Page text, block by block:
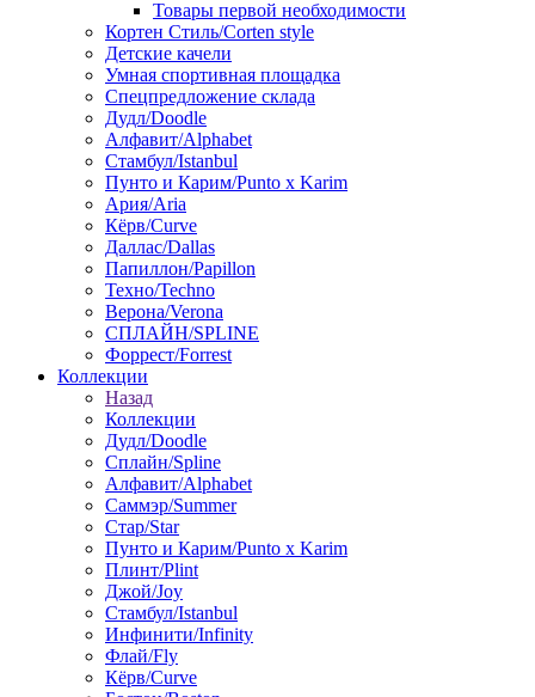
Товары первой необходимости
Кортен Стиль/Corten style
Детские качели
Умная спортивная площадка
Спецпредложение склада
Дудл/Doodle
Алфавит/Alphabet
Стамбул/Istanbul
Пунто и Карим/Punto x Karim
Ария/Aria
Кёрв/Curve
Даллас/Dallas
Папиллон/Papillon
Техно/Techno
Верона/Verona
СПЛАЙН/SPLINE
Форрест/Forrest
Коллекции
Назад
Коллекции
Дудл/Doodle
Сплайн/Spline
Алфавит/Alphabet
Саммэр/Summer
Стар/Star
Пунто и Карим/Punto x Karim
Плинт/Plint
Джой/Joy
Стамбул/Istanbul
Инфинити/Infinity
Флай/Fly
Кёрв/Curve